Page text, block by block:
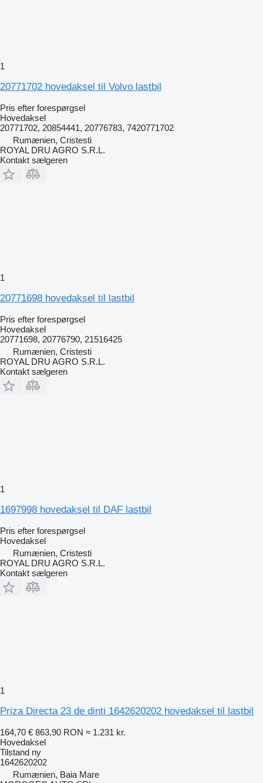
1
20771702 hovedaksel til Volvo lastbil
Pris efter forespørgsel
Hovedaksel
20771702, 20854441, 20776783, 7420771702
Rumænien, Cristesti
ROYAL DRU AGRO S.R.L.
Kontakt sælgeren
1
20771698 hovedaksel til lastbil
Pris efter forespørgsel
Hovedaksel
20771698, 20776790, 21516425
Rumænien, Cristesti
ROYAL DRU AGRO S.R.L.
Kontakt sælgeren
1
1697998 hovedaksel til DAF lastbil
Pris efter forespørgsel
Hovedaksel
Rumænien, Cristesti
ROYAL DRU AGRO S.R.L.
Kontakt sælgeren
1
Priza Directa 23 de dinti 1642620202 hovedaksel til lastbil
164,70 € 863,90 RON ≈ 1.231 kr.
Hovedaksel
Tilstand ny
1642620202
Rumænien, Baia Mare